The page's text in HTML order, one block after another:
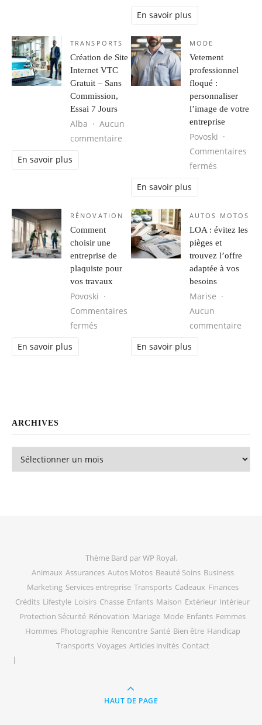
En savoir plus
TRANSPORTS
Création de Site
Internet VTC
Gratuit – Sans
Commission,
Essai 7 Jours
Alba
Aucun
commentaire sur Création de Site Internet VTC
En savoir plus
MODE
Vetement
professionnel
floqué :
personnaliser
l’image de votre
entreprise
Povoski
Commentaires
fermés
En savoir plus
RÉNOVATION
Comment
choisir une
entreprise de
plaquiste pour
vos travaux
Povoski
Commentaires
fermés sur Comment choisir une entreprise de
En savoir plus
AUTOS MOTOS
LOA : évitez les
pièges et
trouvez l’offre
adaptée à vos
besoins
Marise
Aucun
commentaire
En savoir plus
ARCHIVES
Archives
Thème Bard parWP Royal.
Animaux Assurances Autos Motos Beauté Soins Business
Marketing Services entreprise Transports Cadeaux Finances
Crédits Lifestyle Loisirs Chasse Enfants Maison Extérieur Intérieur
Protection Sécurité Rénovation Mariage Mode Enfants Femmes
Hommes Photographie Rencontre Santé Bien être Handicap
Transports Voyages Articles invités Contact
HAUT DE PAGE